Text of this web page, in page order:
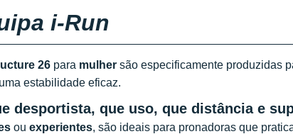
i-Run
26 para mulher são especificamente produzidas
estabilidade eficaz.
desportista, que uso, que distância e
ou experientes, são ideais para pronadoras que